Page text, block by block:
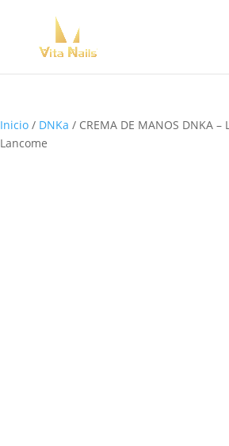
Inicio / DNKa / CREMA DE MANOS DNKA –
Lancome